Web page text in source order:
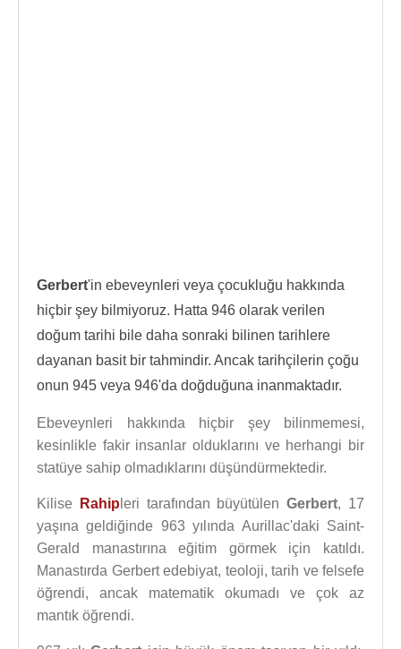
Gerbert'in ebeveynleri veya çocukluğu hakkında
hiçbir şey bilmiyoruz. Hatta 946 olarak verilen
doğum tarihi bile daha sonraki bilinen tarihlere
dayanan basit bir tahmindir. Ancak tarihçilerin çoğu
onun 945 veya 946'da doğduğuna inanmaktadır.
Ebeveynleri hakkında hiçbir şey bilinmemesi,
kesinlikle fakir insanlar olduklarını ve herhangi bir
statüye sahip olmadıklarını düşündürmektedir.
Kilise Rahip leri tarafından büyütülenGerbert, 17
yaşına geldiğinde 963 yılında Aurillac'daki Saint-
Gerald manastırına eğitim görmek için katıldı.
Manastırda Gerbert edebiyat, teoloji, tarih ve felsefe
öğrendi, ancak matematik okumadı ve çok az
mantık öğrendi.